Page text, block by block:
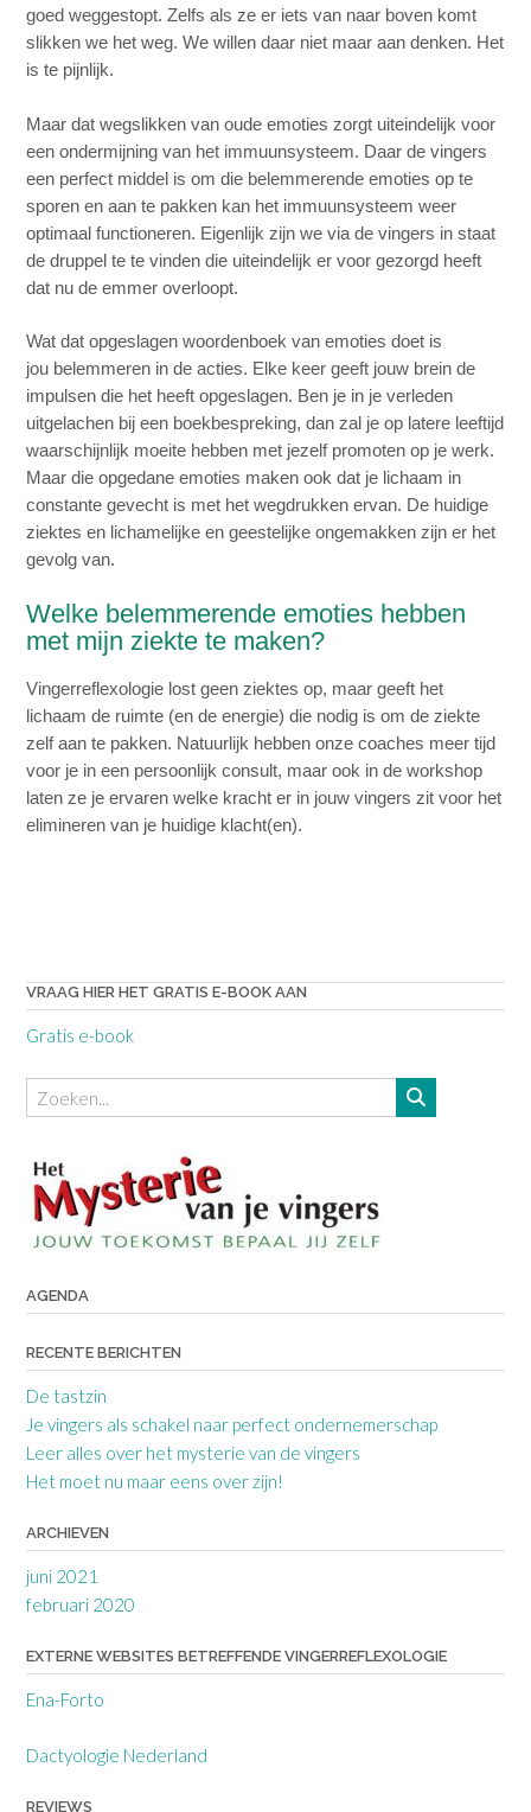
goed weggestopt. Zelfs als ze er iets van naar boven komt
slikken we het weg. We willen daar niet maar aan denken. Het
is te pijnlijk.
Maar dat wegslikken van oude emoties zorgt uiteindelijk voor
een ondermijning van het immuunsysteem. Daar de vingers
een perfect middel is om die belemmerende emoties op te
sporen en aan te pakken kan het immuunsysteem weer
optimaal functioneren. Eigenlijk zijn we via de vingers in staat
de druppel te te vinden die uiteindelijk er voor gezorgd heeft
dat nu de emmer overloopt.
Wat dat opgeslagen woordenboek van emoties doet is
jou belemmeren in de acties. Elke keer geeft jouw brein de
impulsen die het heeft opgeslagen. Ben je in je verleden
uitgelachen bij een boekbespreking, dan zal je op latere leeftijd
waarschijnlijk moeite hebben met jezelf promoten op je werk.
Maar die opgedane emoties maken ook dat je lichaam in
constante gevecht is met het wegdrukken ervan. De huidige
ziektes en lichamelijke en geestelijke ongemakken zijn er het
gevolg van.
Welke belemmerende emoties hebben
met mijn ziekte te maken?
Vingerreflexologie lost geen ziektes op, maar geeft het
lichaam de ruimte (en de energie) die nodig is om de ziekte
zelf aan te pakken. Natuurlijk hebben onze coaches meer tijd
voor je in een persoonlijk consult, maar ook in de workshop
laten ze je ervaren welke kracht er in jouw vingers zit voor het
elimineren van je huidige klacht(en).
VRAAG HIER HET GRATIS E-BOOK AAN
Gratis e-book
AGENDA
RECENTE BERICHTEN
De tastzin
Je vingers als schakel naar perfect ondernemerschap
Leer alles over het mysterie van de vingers
Het moet nu maar eens over zijn!
ARCHIEVEN
juni 2021
februari 2020
EXTERNE WEBSITES BETREFFENDE VINGERREFLEXOLOGIE
Ena-Forto
Dactyologie Nederland
REVIEWS